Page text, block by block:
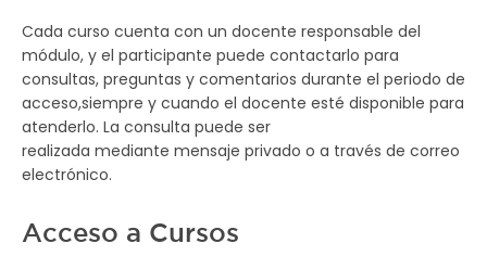
Cada curso cuenta con un docente responsable del
módulo, y el participante puede contactarlo para
consultas, preguntas y comentarios durante el periodo de
acceso,siempre y cuando el docente esté disponible para
atenderlo. La consulta puede ser
realizada mediante mensaje privado o a través de correo
electrónico.
Acceso a Cursos